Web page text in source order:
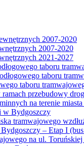
2007-2020
2007-2020
2021-2027
taboru
taboru
taboru
przebudowy
na terenie
w Bydgoszczy
tramwajowego
– Etap I
na ul.